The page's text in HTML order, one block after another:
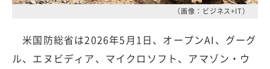
（画像：ビジネス+IT）
米国防総省は2026年5月1日、オープンAI、グーグ
ル、エヌビディア、マイクロソフト、アマゾン・ウ